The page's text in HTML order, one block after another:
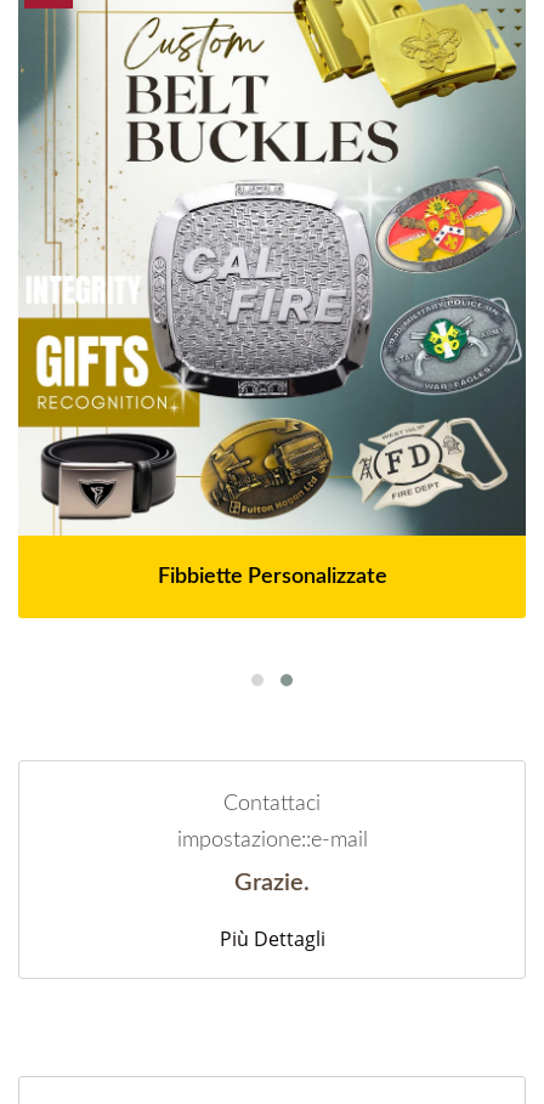
Fibbiette Personalizzate
Contattaci
impostazione::e-mail
Grazie.
Più Dettagli